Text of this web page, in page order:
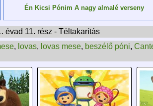
Én Kicsi Pónim A nagy almalé verseny
évad 11. rész - Téltakarítás
, lovas, lovas mese, beszélő póni,